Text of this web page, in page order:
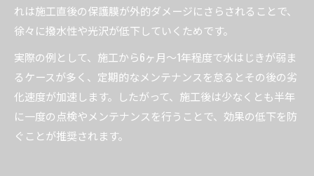
れは施工直後の保護膜が外的ダメージにさらされることで、
徐々に撥水性や光沢が低下していくためです。
実際の例として、施工から6ヶ月～1年程度で水はじきが弱ま
るケースが多く、定期的なメンテナンスを怠るとその後の劣
化速度が加速します。したがって、施工後は少なくとも半年
に一度の点検やメンテナンスを行うことで、効果の低下を防
ぐことが推奨されます。